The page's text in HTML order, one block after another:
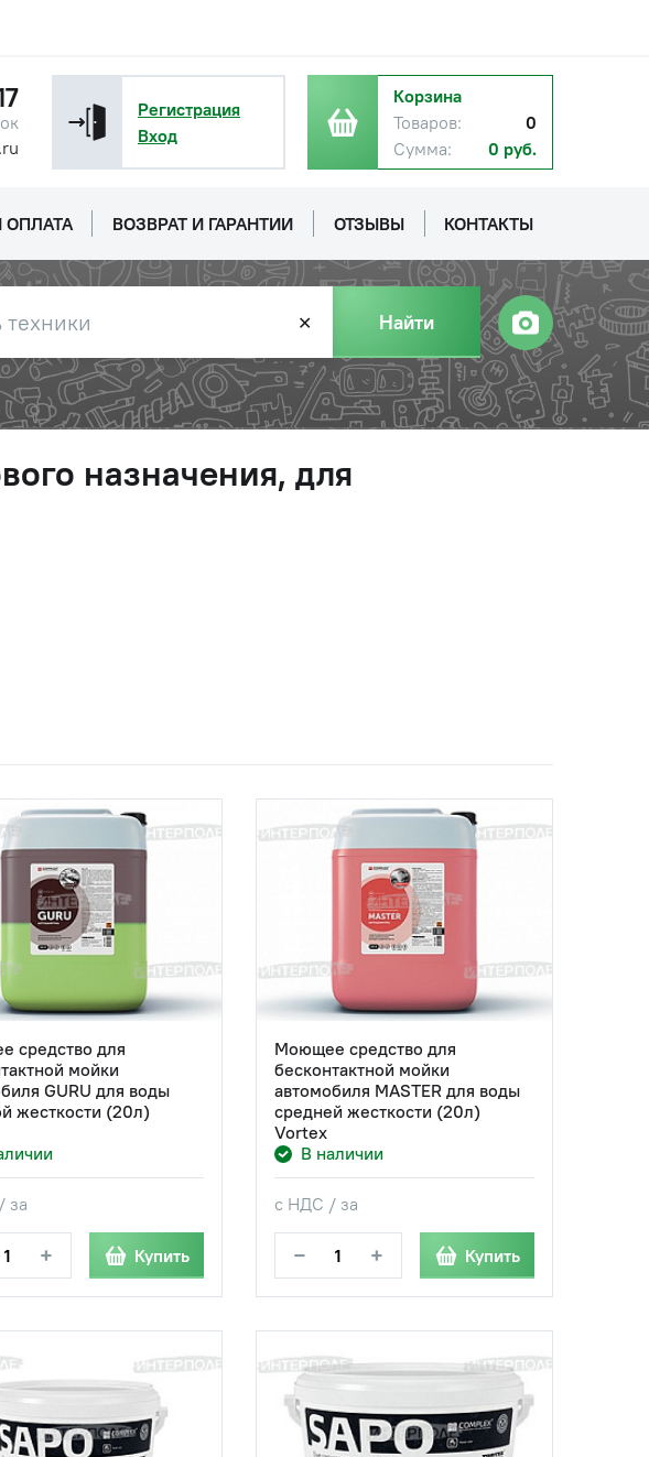
Регистрация
Вход
Корзина
Товаров:
0
Сумма:
0 руб.
ОПЛАТА ВОЗВРАТ И ГАРАНТИИ ОТЗЫВЫ КОНТАКТЫ
✕ Найти
назначения, для
средство для
мойки
GURU для воды
жесткости (20л)
за
+ Купить
Моющее средство для
бесконтактной мойки
автомобиля MASTER для воды
средней жесткости (20л)
Vortex
В наличии
с НДС / за
− + Купить